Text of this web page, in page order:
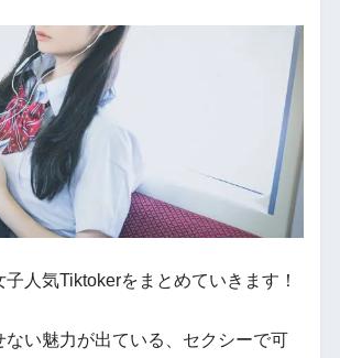
人気Tiktokerをまとめていきます！
ない魅力が出ている、セクシーで可